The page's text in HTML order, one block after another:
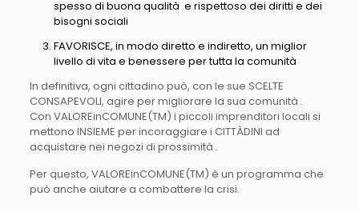
spesso di buona qualità e rispettoso dei diritti e dei
bisogni sociali
FAVORISCE, in modo diretto e indiretto, un miglior
livello di vita e benessere per tutta la comunità
In definitiva, ogni cittadino può, con le sue SCELTE
CONSAPEVOLI, agire per migliorare la sua comunità .
Con VALOREinCOMUNE(TM) i piccoli imprenditori locali si
mettono INSIEME per incoraggiare i CITTÀDINI ad
acquistare nei negozi di prossimità .
Per questo, VALOREinCOMUNE(TM) è un programma che
può anche aiutare a combattere la crisi.